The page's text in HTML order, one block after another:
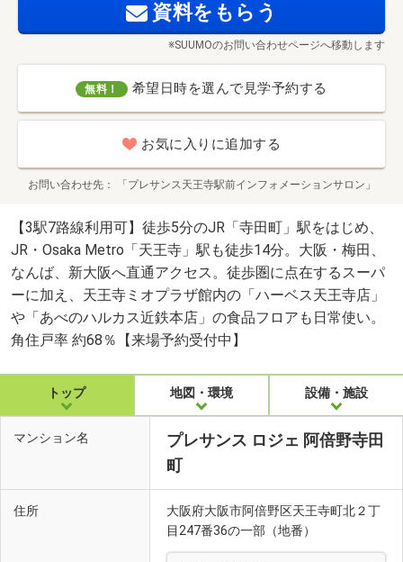
資料をもらう
※SUUMOのお問い合わせページへ移動します
無料！ 希望日時を選んで見学予約する
お気に入りに追加する
お問い合わせ先 「プレサンス天王寺駅前インフォメーションサロン」
【3駅7路線利用可】徒歩5分のJR「寺田町」駅をはじめ、
JR・Osaka Metro「天王寺」駅も徒歩14分。大阪・梅田、
なんば、新大阪へ直通アクセス。徒歩圏に点在するスーパ
ーに加え、天王寺ミオプラザ館内の「ハーベス天王寺店」
や「あべのハルカス近鉄本店」の食品フロアも日常使い。
角住戸率 約68％【来場予約受付中】
トップ 地図・環境 設備・施設
マンション名
プレサンス ロジェ 阿倍野寺田
町
住所
大阪府大阪市阿倍野区天王寺町北２丁
目247番36の一部（地番）